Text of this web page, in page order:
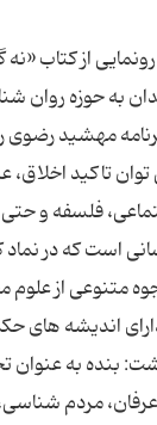
از کتاب‌
به حوزه روان
مهشید رضوی
تاکید اخلاق،
فلسفه و حتی
است که در نماد
متنوعی از
اندیشه های
بنده به
مردم